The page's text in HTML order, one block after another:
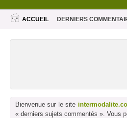
ACCUEIL DERNIERS
Bienvenue sur le site
« derniers sujets commentés ». Vous